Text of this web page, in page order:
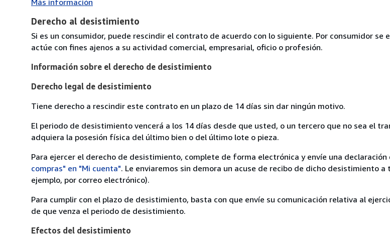
Derecho al desistimiento
Si es un consumidor, puede rescindir el contrato de acuerdo con lo siguiente. Por consumidor
actúe con fines ajenos a su actividad comercial, empresarial, oficio o profesión.
Información sobre el derecho de desistimiento
Derecho legal de desistimiento
Tiene derecho a rescindir este contrato en un plazo de 14 días sin dar ningún motivo.
El periodo de desistimiento vencerá a los 14 días desde que usted, o un tercero que no sea el
adquiera la posesión física del último bien o del último lote o pieza.
Para ejercer el derecho de desistimiento, complete de forma electrónica y envíe una
compras" en "Mi cuenta". Le enviaremos sin demora un acuse de recibo de dicho desistimiento
ejemplo, por correo electrónico).
Para cumplir con el plazo de desistimiento, basta con que envíe su comunicación relativa al
de que venza el periodo de desistimiento.
Efectos del desistimiento